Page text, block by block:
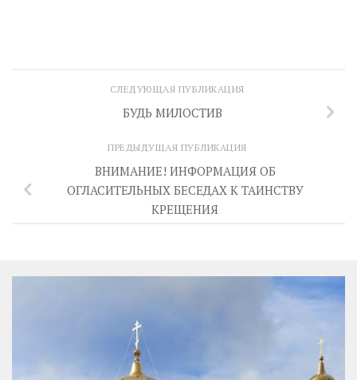
СЛЕДУЮЩАЯ ПУБЛИКАЦИЯ
БУДЬ МИЛОСТИВ
ПРЕДЫДУЩАЯ ПУБЛИКАЦИЯ
ВНИМАНИЕ! ИНФОРМАЦИЯ ОБ
ОГЛАСИТЕЛЬНЫХ БЕСЕДАХ К ТАИНСТВУ
КРЕЩЕНИЯ